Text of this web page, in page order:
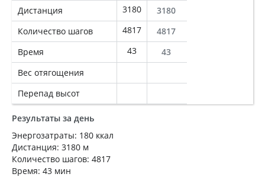
Дистанция 3180
3180
Количество шагов
4817
4817
Время
43
43
Вес отягощения
Перепад высот
Результаты за день
Энергозатраты: 180 ккал
Дистанция: 3180 м
Количество шагов: 4817
Время: 43 мин